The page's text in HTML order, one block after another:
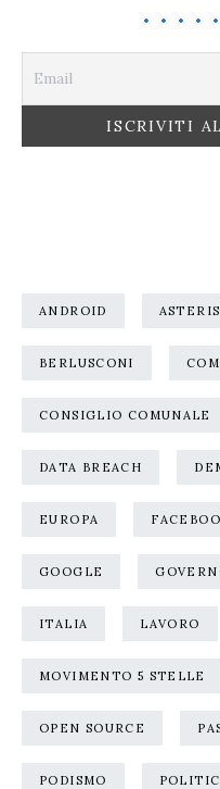
ANDROID
BERLUSCONI
CONSIGLIO COMUNALE
DATA BREACH
EUROPA
GOOGLE
ITALIA LAVORO
MOVIMENTO 5 STELLE
OPEN SOURCE
PODISMO